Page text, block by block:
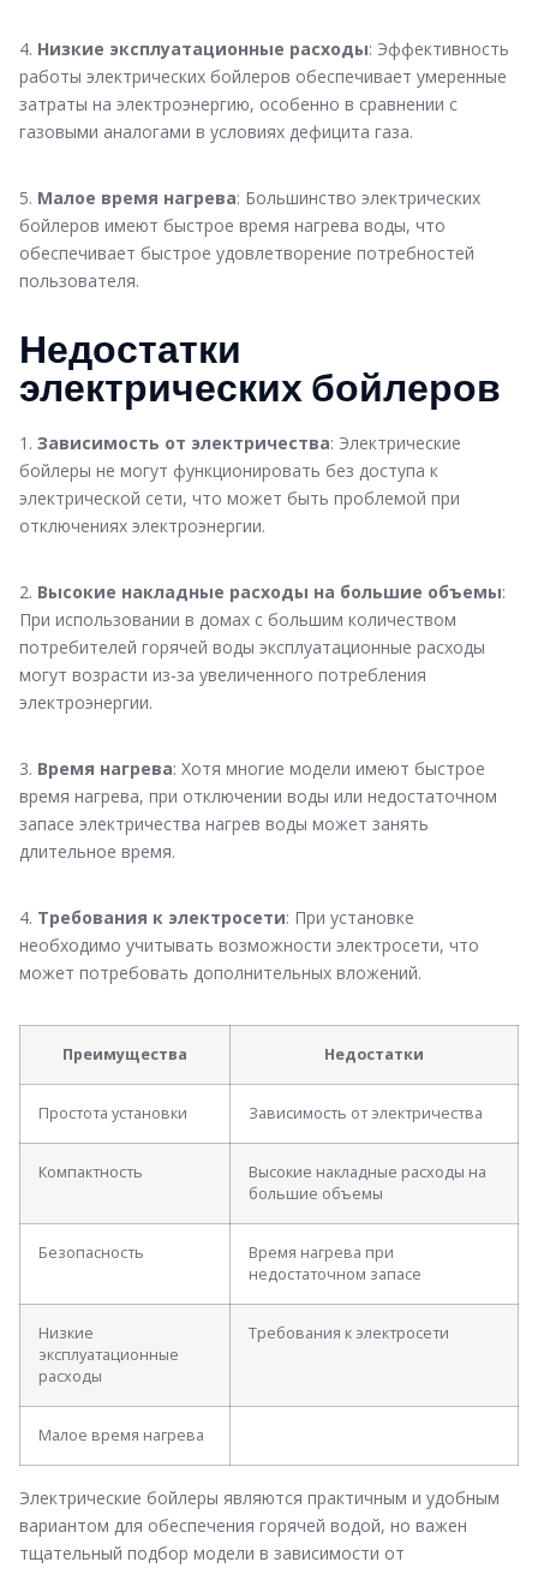
4. Низкие эксплуатационные расходы: Эффективность
работы электрических бойлеров обеспечивает умеренные
затраты на электроэнергию, особенно в сравнении с
газовыми аналогами в условиях дефицита газа.
5. Малое время нагрева: Большинство электрических
бойлеров имеют быстрое время нагрева воды, что
обеспечивает быстрое удовлетворение потребностей
пользователя.
Недостатки
электрических бойлеров
1. Зависимость от электричества: Электрические
бойлеры не могут функционировать без доступа к
электрической сети, что может быть проблемой при
отключениях электроэнергии.
2. Высокие накладные расходы на большие объемы:
При использовании в домах с большим количеством
потребителей горячей воды эксплуатационные расходы
могут возрасти из-за увеличенного потребления
электроэнергии.
3. Время нагрева: Хотя многие модели имеют быстрое
время нагрева, при отключении воды или недостаточном
запасе электричества нагрев воды может занять
длительное время.
4. Требования к электросети: При установке
необходимо учитывать возможности электросети, что
может потребовать дополнительных вложений.
Преимущества Недостатки
Простота установки Зависимость от электричества
Компактность
Высокие накладные расходы на
большие объемы
Безопасность
Время нагрева при
недостаточном запасе
Низкие
эксплуатационные
расходы
Требования к электросети
Малое время нагрева
Электрические бойлеры являются практичным и удобным
вариантом для обеспечения горячей водой, но важен
тщательный подбор модели в зависимости от